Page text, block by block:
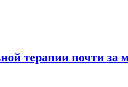
терапии почти за